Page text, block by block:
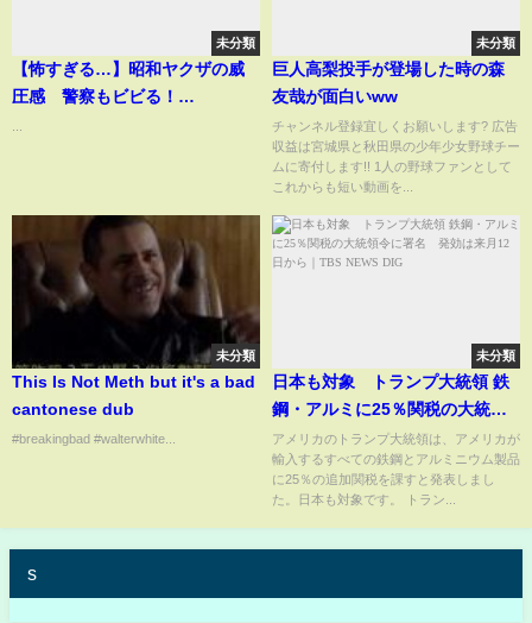
未分類
【怖すぎる…】昭和ヤクザの威
圧感 警察もビビる！
未分類
巨人高梨投手が登場した時の森
友哉が面白いww
チャンネル登録宜しくお願いします? 広告
収益は宮城県と秋田県の少年少女野球チー
ムに寄付します!! 1人の野球ファンとして
これからも短い動画を...
未分類
This Is Not Meth but it's a bad
cantonese dub
#breakingbad #walterwhite...
未分類
日本も対象 トランプ大統領 鉄
鋼・アルミに25％関税の大統領
令に署名 発効は来月12日から
｜TBS NEWS DIG
アメリカのトランプ大統領は、アメリカが
輸入するすべての鉄鋼とアルミニウム製品
に25％の追加関税を課すと発表しまし
た。日本も対象です。 トラン...
s